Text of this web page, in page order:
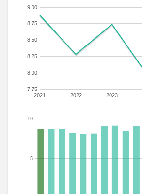
2021 2022 2023
7.75
8.00
8.25
8.50
8.75
9.00
5
10